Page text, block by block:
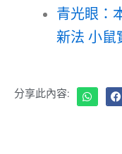
青光眼：
新法 小鼠
分享此內容: